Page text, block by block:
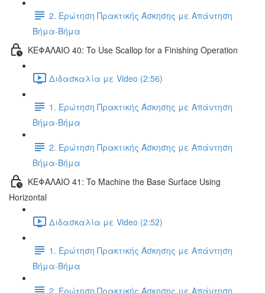
2. Ερώτηση Πρακτικής Άσκησης με Απάντηση
Βήμα-Βήμα
ΚΕΦΑΛΑΙΟ 40: To Use Scallop for a Finishing Operation
Διδασκαλία με Video (2:56)
1. Ερώτηση Πρακτικής Άσκησης με Απάντηση
Βήμα-Βήμα
2. Ερώτηση Πρακτικής Άσκησης με Απάντηση
Βήμα-Βήμα
ΚΕΦΑΛΑΙΟ 41: To Machine the Base Surface Using
Horizontal
Διδασκαλία με Video (2:52)
1. Ερώτηση Πρακτικής Άσκησης με Απάντηση
Βήμα-Βήμα
2. Ερώτηση Πρακτικής Άσκησης με Απάντηση